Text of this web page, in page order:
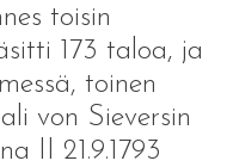
toisin
173 taloa, ja
toinen
von Sieversin
II 21.9.1793